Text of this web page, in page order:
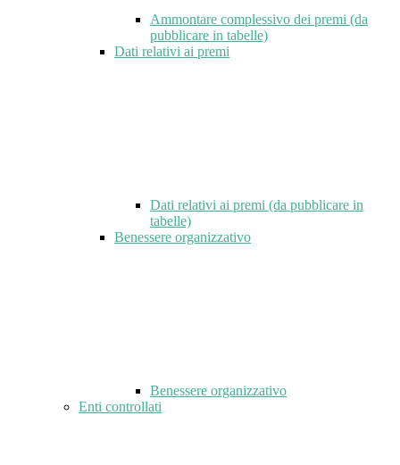
Ammontare complessivo dei premi (da
pubblicare in tabelle)
Dati relativi ai premi
Dati relativi ai premi (da pubblicare in
tabelle)
Benessere organizzativo
Benessere organizzativo
Enti controllati